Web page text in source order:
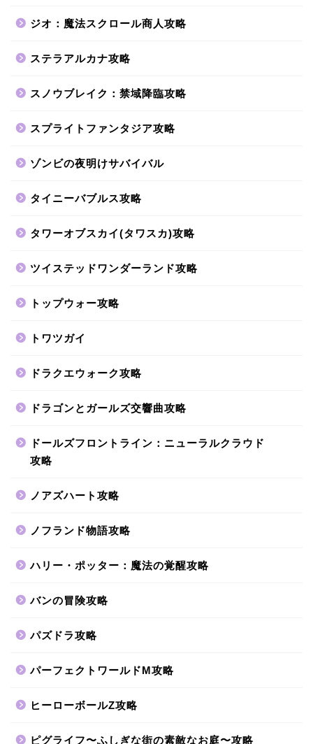
ジオ：魔法スクロール商人攻略
ステラアルカナ攻略
スノウブレイク：禁域降臨攻略
スプライトファンタジア攻略
ゾンビの夜明けサバイバル
タイニーバブルス攻略
タワーオブスカイ(タワスカ)攻略
ツイステッドワンダーランド攻略
トップウォー攻略
トワツガイ
ドラクエウォーク攻略
ドラゴンとガールズ交響曲攻略
ドールズフロントライン：ニューラルクラウド
攻略
ノアズハート攻略
ノフランド物語攻略
ハリー・ポッター：魔法の覚醒攻略
バンの冒険攻略
パズドラ攻略
パーフェクトワールドM攻略
ヒーローボールZ攻略
ピグライフ〜ふしぎな街の素敵なお庭〜攻略